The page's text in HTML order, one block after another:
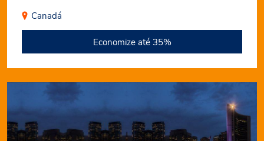
Canadá
Economize até 35%